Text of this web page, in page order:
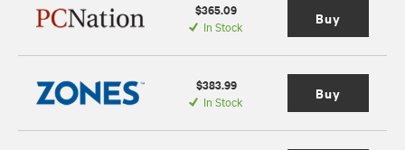
$365.09
In Stock Buy
$383.99
In Stock Buy